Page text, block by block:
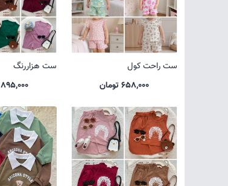
ست راحت کول
658,000 تومان
ست هزاررنگ
895,000 تومان